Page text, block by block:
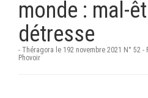
monde : mal-
détresse
- Théragora le 192 novembre 2021 N° 52
Phovoir